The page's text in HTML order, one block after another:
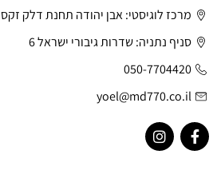
מרכז לוגיסטי: אבן יהודה תחנת דלק זקס
סניף נתניה: שדרות גיבורי ישראל 6
050-7704420
yoel@md770.co.il